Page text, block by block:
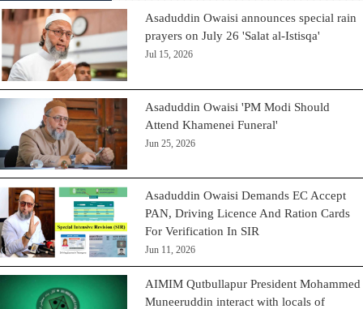
Asaduddin Owaisi announces special rain
prayers on July 26 'Salat al-Istisqa'
Jul 15, 2026
Asaduddin Owaisi 'PM Modi Should
Attend Khamenei Funeral'
Jun 25, 2026
Asaduddin Owaisi Demands EC Accept
PAN, Driving Licence And Ration Cards
For Verification In SIR
Jun 11, 2026
AIMIM Qutbullapur President Mohammed
Muneeruddin interact with locals of